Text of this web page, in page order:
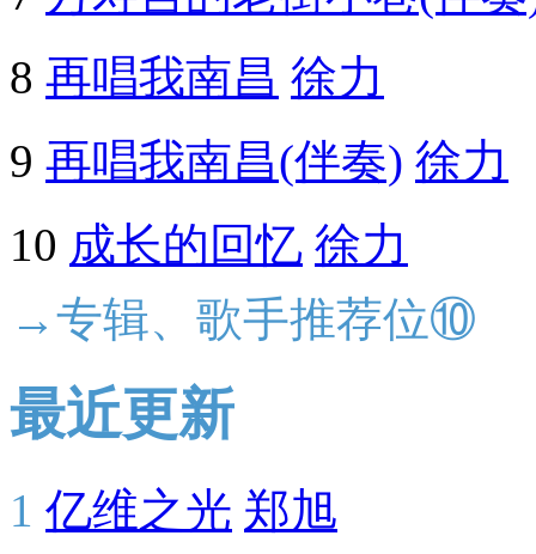
8 再唱我南昌 徐力
9 再唱我南昌(伴奏) 徐力
10 成长的回忆 徐力
→专辑、歌手推荐位⑩
最近更新
1 亿维之光 郑旭